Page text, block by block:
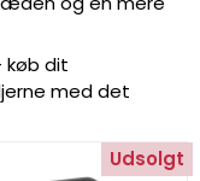
dit
med det
Udsolgt